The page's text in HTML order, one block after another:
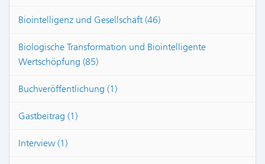
Biointelligenz und Gesellschaft (46)
Biologische Transformation und Biointelligente
Wertschöpfung (85)
Buchveröffentlichung (1)
Gastbeitrag (1)
Interview (1)